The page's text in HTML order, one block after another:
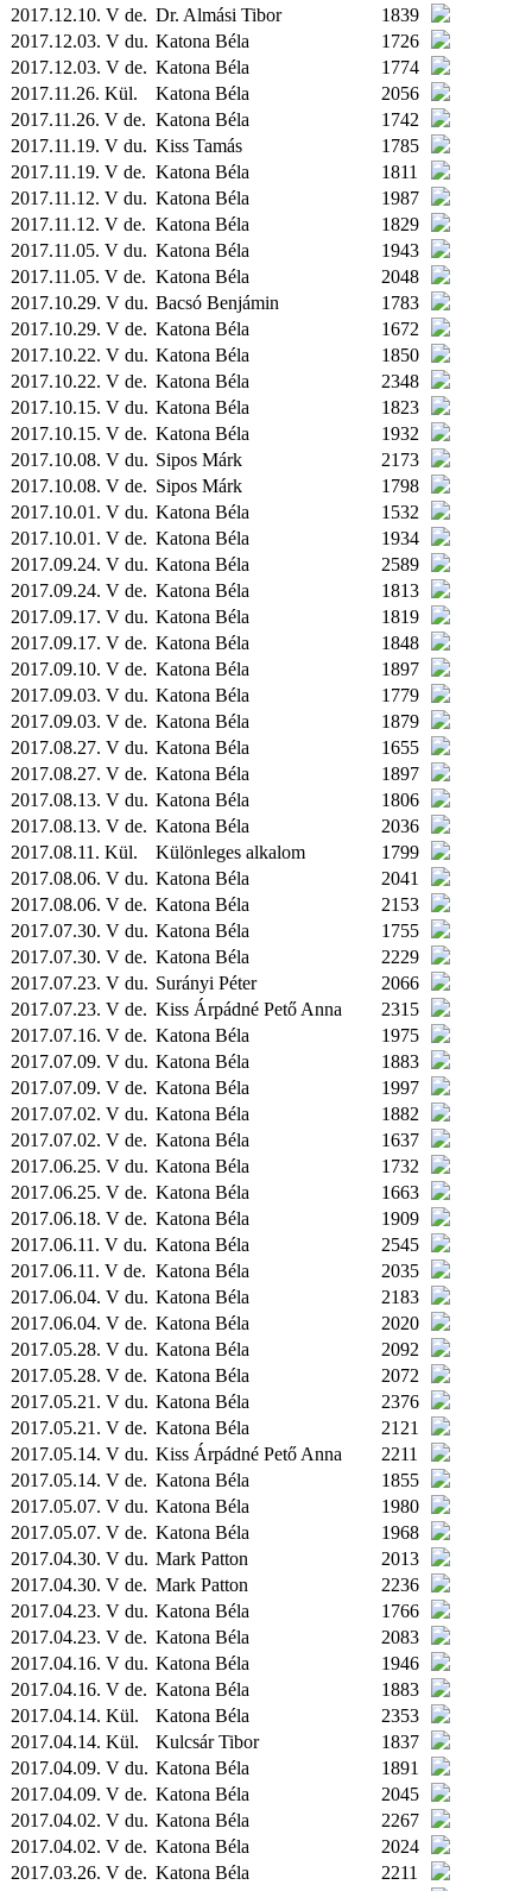
2017.12.10. V de. Dr. Almási Tibor
1839
2017.12.03. V du. Katona Béla
1726
2017.12.03. V de. Katona Béla
1774
2017.11.26. Kül. Katona Béla
2056
2017.11.26. V de. Katona Béla
1742
2017.11.19. V du. Kiss Tamás
1785
2017.11.19. V de. Katona Béla
1811
2017.11.12. V du. Katona Béla
1987
2017.11.12. V de. Katona Béla
1829
2017.11.05. V du. Katona Béla
1943
2017.11.05. V de. Katona Béla
2048
2017.10.29. V du. Bacsó Benjámin
1783
2017.10.29. V de. Katona Béla
1672
2017.10.22. V du. Katona Béla
1850
2017.10.22. V de. Katona Béla
2348
2017.10.15. V du. Katona Béla
1823
2017.10.15. V de. Katona Béla
1932
2017.10.08. V du. Sipos Márk
2173
2017.10.08. V de. Sipos Márk
1798
2017.10.01. V du. Katona Béla
1532
2017.10.01. V de. Katona Béla
1934
2017.09.24. V du. Katona Béla
2589
2017.09.24. V de. Katona Béla
1813
2017.09.17. V du. Katona Béla
1819
2017.09.17. V de. Katona Béla
1848
2017.09.10. V de. Katona Béla
1897
2017.09.03. V du. Katona Béla
1779
2017.09.03. V de. Katona Béla
1879
2017.08.27. V du. Katona Béla
1655
2017.08.27. V de. Katona Béla
1897
2017.08.13. V du. Katona Béla
1806
2017.08.13. V de. Katona Béla
2036
2017.08.11. Kül. Különleges alkalom
1799
2017.08.06. V du. Katona Béla
2041
2017.08.06. V de. Katona Béla
2153
2017.07.30. V du. Katona Béla
1755
2017.07.30. V de. Katona Béla
2229
2017.07.23. V du. Surányi Péter
2066
2017.07.23. V de. Kiss Árpádné Pető Anna
2315
2017.07.16. V de. Katona Béla
1975
2017.07.09. V du. Katona Béla
1883
2017.07.09. V de. Katona Béla
1997
2017.07.02. V du. Katona Béla
1882
2017.07.02. V de. Katona Béla
1637
2017.06.25. V du. Katona Béla
1732
2017.06.25. V de. Katona Béla
1663
2017.06.18. V de. Katona Béla
1909
2017.06.11. V du. Katona Béla
2545
2017.06.11. V de. Katona Béla
2035
2017.06.04. V du. Katona Béla
2183
2017.06.04. V de. Katona Béla
2020
2017.05.28. V du. Katona Béla
2092
2017.05.28. V de. Katona Béla
2072
2017.05.21. V du. Katona Béla
2376
2017.05.21. V de. Katona Béla
2121
2017.05.14. V du. Kiss Árpádné Pető Anna
2211
2017.05.14. V de. Katona Béla
1855
2017.05.07. V du. Katona Béla
1980
2017.05.07. V de. Katona Béla
1968
2017.04.30. V du. Mark Patton
2013
2017.04.30. V de. Mark Patton
2236
2017.04.23. V du. Katona Béla
1766
2017.04.23. V de. Katona Béla
2083
2017.04.16. V du. Katona Béla
1946
2017.04.16. V de. Katona Béla
1883
2017.04.14. Kül. Katona Béla
2353
2017.04.14. Kül. Kulcsár Tibor
1837
2017.04.09. V du. Katona Béla
1891
2017.04.09. V de. Katona Béla
2045
2017.04.02. V du. Katona Béla
2267
2017.04.02. V de. Katona Béla
2024
2017.03.26. V de. Katona Béla
2211